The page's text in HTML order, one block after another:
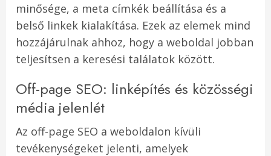
minősége, a meta címkék beállítása és a
belső linkek kialakítása. Ezek az elemek mind
hozzájárulnak ahhoz, hogy a weboldal jobban
teljesítsen a keresési találatok között.
Off-page SEO: linképítés és közösségi
média jelenlét
Az off-page SEO a weboldalon kívüli
tevékenységeket jelenti, amelyek